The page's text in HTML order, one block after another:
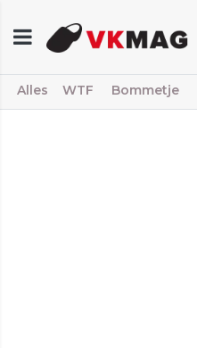
Alles WTF Bommetje